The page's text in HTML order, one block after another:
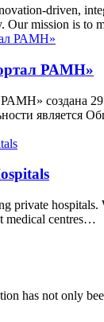
driven,
Our mission is to
РАМН»
создана
является
private
medical centres…
has not only